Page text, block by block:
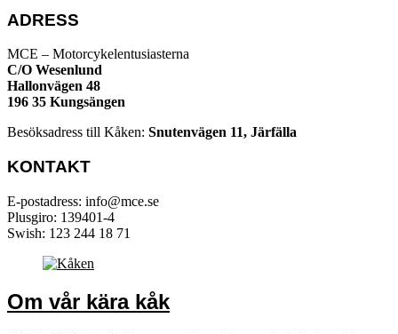
ADRESS
MCE – Motorcykelentusiasterna
C/O Wesenlund
Hallonvägen 48
196 35 Kungsängen
Besöksadress till Kåken: Snutenvägen 11, Järfälla
KONTAKT
E-postadress: info@mce.se
Plusgiro: 139401-4
Swish: 123 244 18 71
Om vår kära kåk